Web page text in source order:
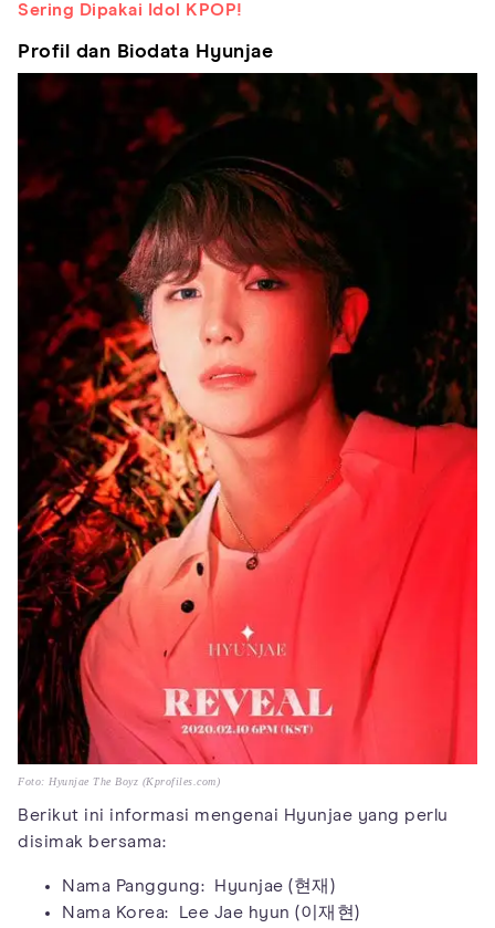
Sering Dipakai Idol KPOP!
Profil dan Biodata Hyunjae
Foto: Hyunjae The Boyz (Kprofiles.com)
Berikut ini informasi mengenai Hyunjae yang perlu
disimak bersama:
Nama Panggung: Hyunjae (현재)
Nama Korea: Lee Jae hyun (이재현)